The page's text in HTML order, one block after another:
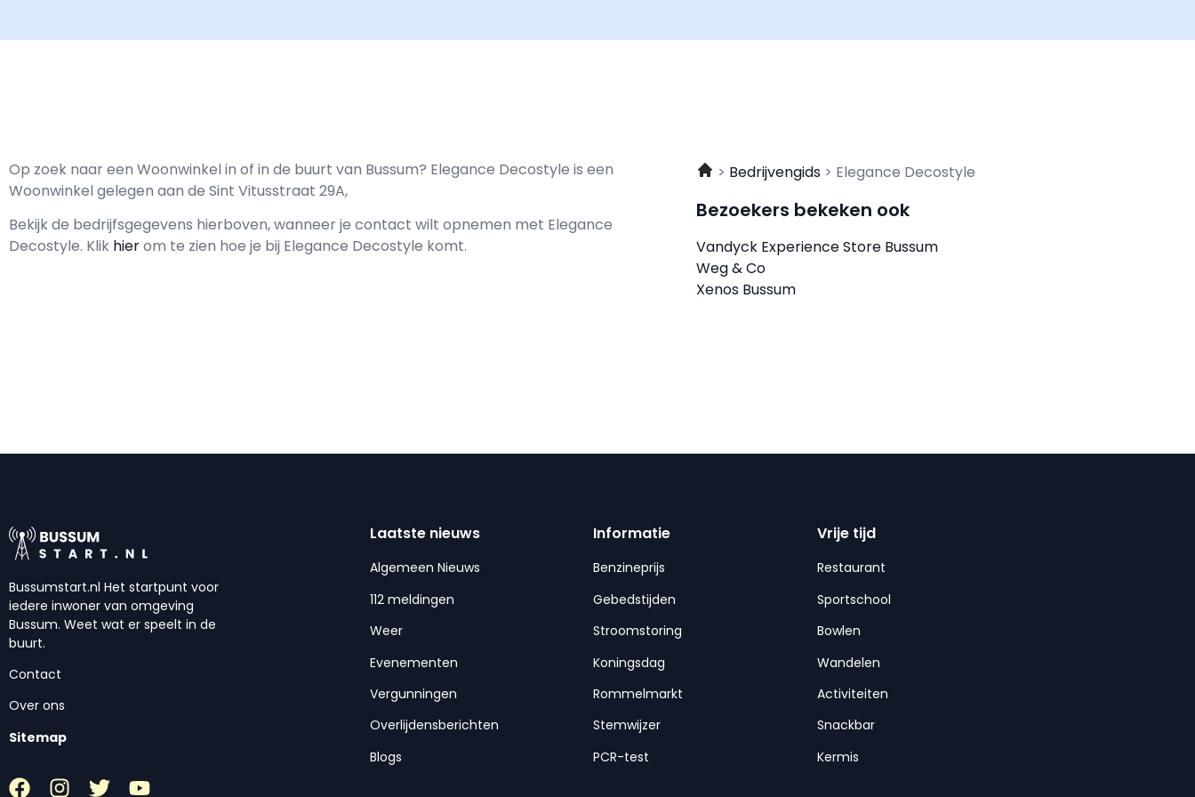
Op zoek naar een Woonwinkel in of in de buurt van Bussum? Elegance Decostyle is een
Woonwinkel gelegen aan de Sint Vitusstraat 29A,
Bekijk de bedrijfsgegevens hierboven, wanneer je contact wilt opnemen met Elegance
Decostyle. Klik hierom te zien hoe je bij Elegance Decostyle komt.
Bedrijvengids Elegance Decostyle
Bezoekers bekeken ook
Vandyck Experience Store Bussum
Weg & Co
Xenos Bussum
Bussumstart.nl Het startpunt voor
iedere inwoner van omgeving
Bussum. Weet wat er speelt in de
buurt.
Contact
Over ons
Sitemap
Laatste nieuws
Algemeen Nieuws
112 meldingen
Weer
Evenementen
Vergunningen
Overlijdensberichten
Blogs
Informatie
Benzineprijs
Gebedstijden
Stroomstoring
Koningsdag
Rommelmarkt
Stemwijzer
PCR-test
Vrije tijd
Restaurant
Sportschool
Bowlen
Wandelen
Activiteiten
Snackbar
Kermis